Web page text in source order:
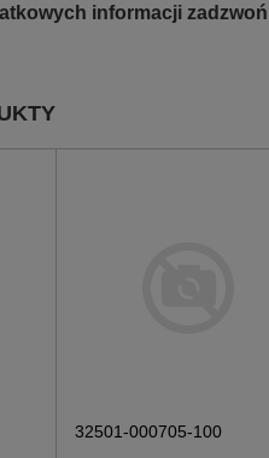
informacji zadzwoń
32501-000705-100